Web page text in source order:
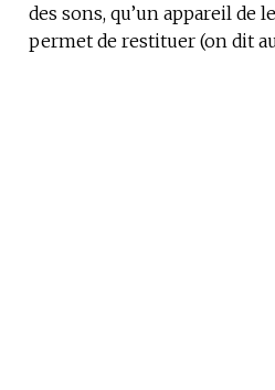
des sons, qu’un appareil de
permet de restituer (on dit